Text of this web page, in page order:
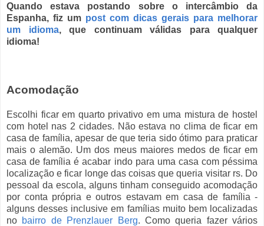
Quando estava postando sobre o intercâmbio da
Espanha, fiz um post com dicas gerais para melhorar
um idioma, que continuam válidas para qualquer
idioma!
Acomodação
Escolhi ficar em quarto privativo em uma mistura de hostel
com hotel nas 2 cidades. Não estava no clima de ficar em
casa de família, apesar de que teria sido ótimo para praticar
mais o alemão. Um dos meus maiores medos de ficar em
casa de família é acabar indo para uma casa com péssima
localização e ficar longe das coisas que queria visitar rs. Do
pessoal da escola, alguns tinham conseguido acomodação
por conta própria e outros estavam em casa de família -
alguns desses inclusive em famílias muito bem localizadas
no bairro de Prenzlauer Berg. Como queria fazer vários